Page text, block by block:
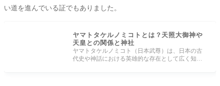
い道を進んでいる証でもありました。
ヤマトタケルノミコトとは？天照大御神や
天皇との関係と神社
ヤマトタケルノミコト（日本武尊）は、日本の古
代史や神話における英雄的な存在として広く知ら